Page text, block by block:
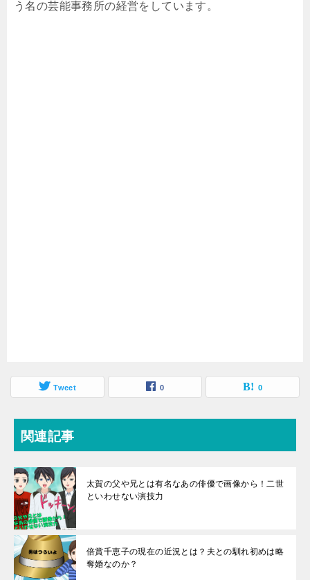
う名の芸能事務所の経営をしています。
Tweet 0 0
関連記事
太賀の父や兄とは有名なあの俳優で画像から！二世
といわせない演技力
倍賞千恵子の現在の近況とは？夫との馴れ初めは略
奪婚なのか？